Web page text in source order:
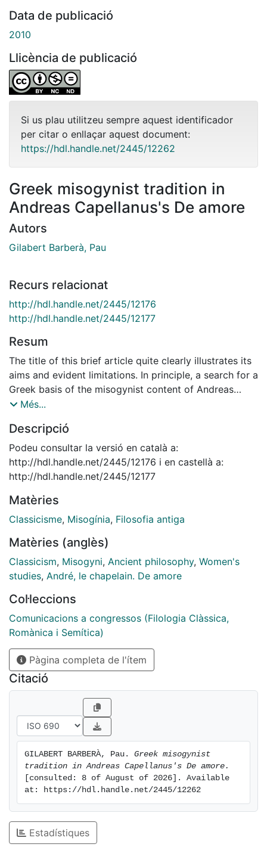
Data de publicació
2010
Llicència de publicació
Si us plau utilitzeu sempre aquest identificador
per citar o enllaçar aquest document:
https://hdl.handle.net/2445/12262
Greek misogynist tradition in
Andreas Capellanus's De amore
Autors
Gilabert Barberà, Pau
Recurs relacionat
http://hdl.handle.net/2445/12176
http://hdl.handle.net/2445/12177
Resum
The title of this brief article quite clearly illustrates its
aims and evident limitations. In principle, a search for a
Greek basis of the misogynist content of Andreas
Capellanus's De amore is likely to lead researchers to
course. However, there is no doubt that Ovid, the most
frequently quoted ancient author, in this case the
structural source, above all his Ars Amatoria, Remedia
Amoris and Heroides, which is quite logical in light of
throughout that time. There was also a good
knowledge of the works of Cicero, Virgil, Horace and
Greeks -those who were known then-, were
undoubtedly read in the schools, but the knowledge of
their works was certainly superficial. Furthermore,
would be absurd not to consider the use of many
quotations that appeared in the Compendia and in
handbooks of religious instruction.
Més...
Descripció
Podeu consultar la versió en català a:
http://hdl.handle.net/2445/12176 i en castellà a:
http://hdl.handle.net/2445/12177
Matèries
Classicisme, Misogínia, Filosofia antiga
Matèries (anglès)
Classicism, Misogyni, Ancient philosophy, Women's
studies, André, le chapelain. De amore
Col·leccions
Comunicacions a congressos (Filologia Clàssica,
Romànica i Semítica)
Pàgina completa de l'ítem
Citació
GILABERT BARBERÀ, Pau. Greek misogynist
tradition in Andreas Capellanus's De amore.
[consulted: 8 of August of 2026]. Available
at: https://hdl.handle.net/2445/12262
Estadístiques